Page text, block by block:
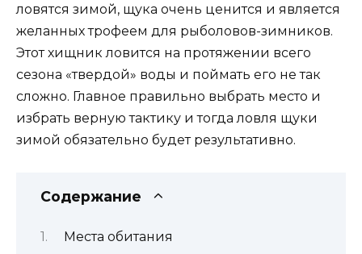
ловятся зимой, щука очень ценится и является
желанных трофеем для рыболовов-зимников.
Этот хищник ловится на протяжении всего
сезона «твердой» воды и поймать его не так
сложно. Главное правильно выбрать место и
избрать верную тактику и тогда ловля щуки
зимой обязательно будет результативно.
Содержание
Места обитания